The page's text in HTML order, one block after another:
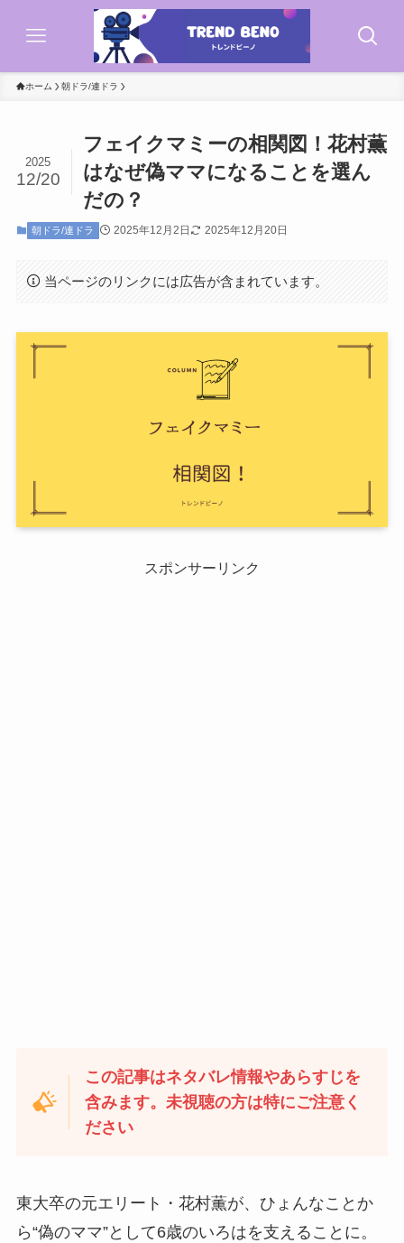
ホーム 朝ドラ/連ドラ
フェイクマミーの相関図！花村薫
はなぜ偽ママになることを選ん
だの？
2025
12/20
朝ドラ/連ドラ 2025年12月2日 2025年12月20日
当ページのリンクには広告が含まれています。
スポンサーリンク
この記事はネタバレ情報やあらすじを
含みます。未視聴の方は特にご注意く
ださい
東大卒の元エリート・花村薫が、ひょんなことか
ら“偽のママ”として6歳のいろはを支えることに。